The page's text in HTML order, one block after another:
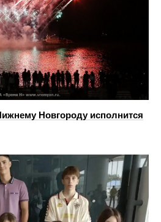
Новгороду исполнится